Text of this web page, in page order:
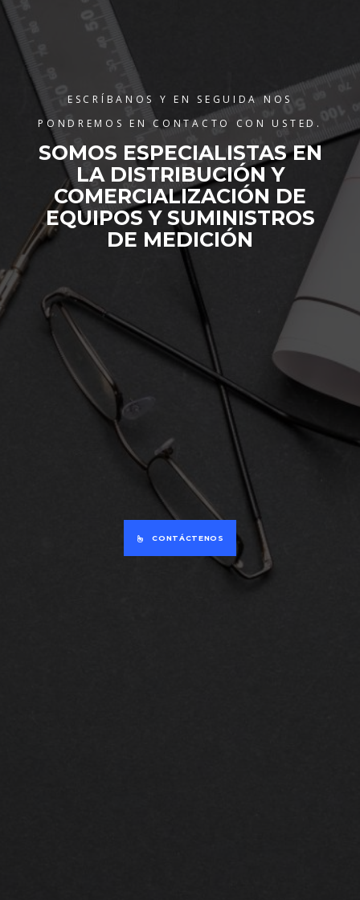
ESCRÍBANOS Y EN SEGUIDA NOS
PONDREMOS EN CONTACTO CON USTED.
SOMOS ESPECIALISTAS EN
LA DISTRIBUCIÓN Y
COMERCIALIZACIÓN DE
EQUIPOS Y SUMINISTROS
DE MEDICIÓN
CONTÁCTENOS